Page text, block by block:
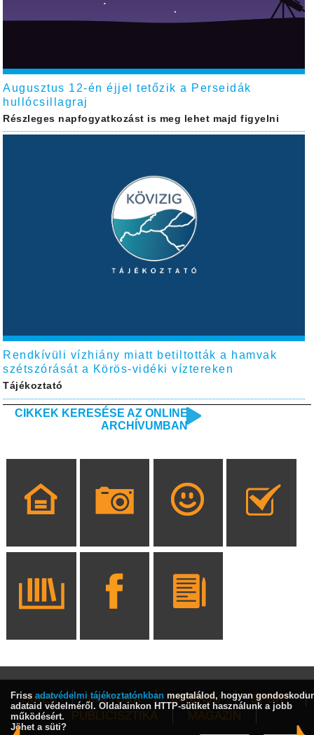
Augusztus 12-én éjjel tetőzik a Perseidák
hullócsillagraj
Részleges napfogyatkozást is meg lehet majd figyelni
Rendkívüli vízhiány miatt betiltották a hamvak
szétszórását a Körös-vidéki víztereken
Tájékoztató
CIKKEK KERESÉSE AZ ONLINE
ARCHÍVUMBAN
HÍREK KULTÚRA INTERJÚ
SPORT
PUBLICISZTIKA
MAGAZIN
Friss adatvédelmi tájékoztatónkban megtalálod, hogyan
adataid védelméről. Oldalainkon HTTP-sütiket használunk a jobb
működésért.
Jöhet a süti?